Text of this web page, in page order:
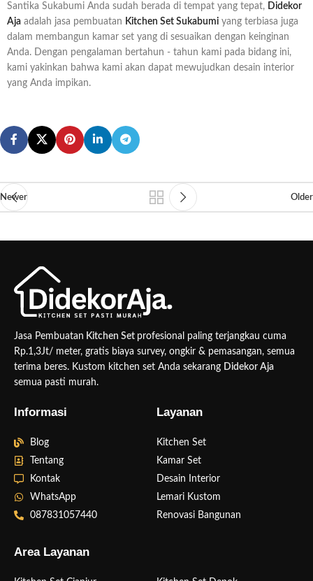
Santika Sukabumi Anda sudah berada di tempat yang tepat, Didekor
Aja adalah jasa pembuatan Kitchen Set Sukabumi yang terbiasa juga
dalam membangun kamar set yang di sesuaikan dengan keinginan
Anda. Dengan pengalaman bertahun - tahun kami pada bidang ini,
kami yakinkan bahwa kami akan dapat mewujudkan desain interior
yang Anda impikan.
Newer Older
Jasa Pembuatan Kitchen Set profesional paling terjangkau cuma
Rp.1,3Jt/ meter, gratis biaya survey, ongkir & pemasangan, semua
terima beres. Kustom kitchen set Anda sekarang Didekor Aja
semua pasti murah.
Informasi
Blog
Tentang
Kontak
WhatsApp
087831057440
Layanan
Kitchen Set
Kamar Set
Desain Interior
Lemari Kustom
Renovasi Bangunan
Area Layanan